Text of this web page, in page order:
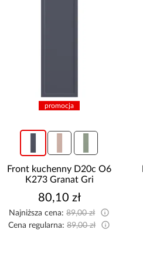
promocja
Front kuchenny D20c T8 K943
Kaszmir Gri
71,10 zł
Najniższa cena:79,00 zł
Cena regularna:79,00 zł